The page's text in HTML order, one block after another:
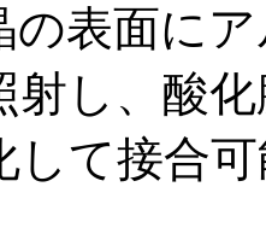
の表面に
射し、酸
して接合